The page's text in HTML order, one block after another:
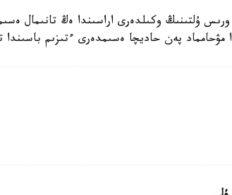
ۇلتىنىڭ وكىلدەرى اراسىندا ەڭ تانىمال
مۋحامماد پەن حاديچا ەسىمدەرى ءتىزىم باسىندا